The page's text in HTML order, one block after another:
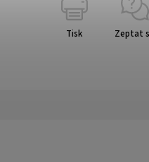
Tisk Zeptat